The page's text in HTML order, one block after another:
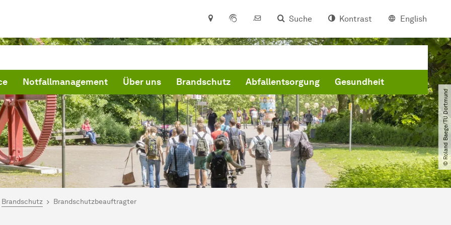
Suche Kontrast English
Notfallmanagement Über uns Brandschutz Abfallentsorgung Gesundheit
© Roland Baege​/​TU Dortmund
hier:
Brandschutz Brandschutzbeauftragter